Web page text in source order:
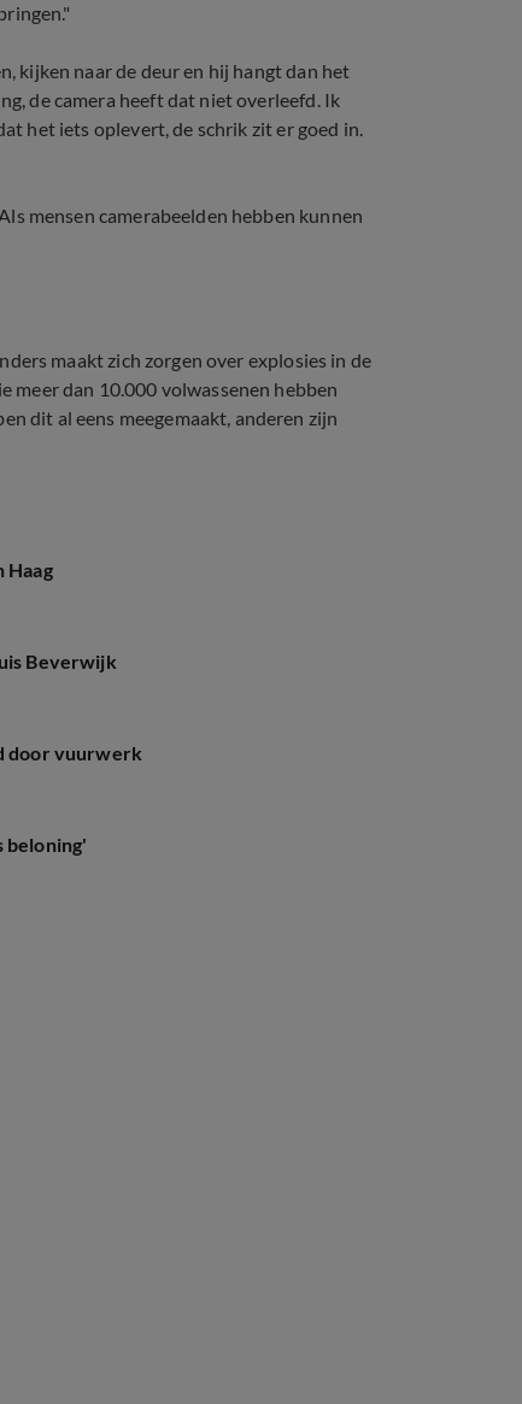
kijken naar de deur en hij hangt dan het
de camera heeft dat niet overleefd. Ik
het iets oplevert, de schrik zit er goed in.
mensen camerabeelden hebben kunnen
maakt zich zorgen over explosies in de
meer dan 10.000 volwassenen hebben
dit al eens meegemaakt, anderen zijn
Haag
Beverwijk
door vuurwerk
beloning'